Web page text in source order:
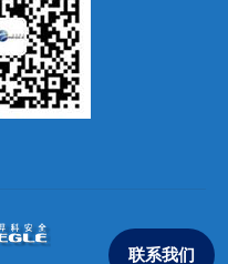
联系我们